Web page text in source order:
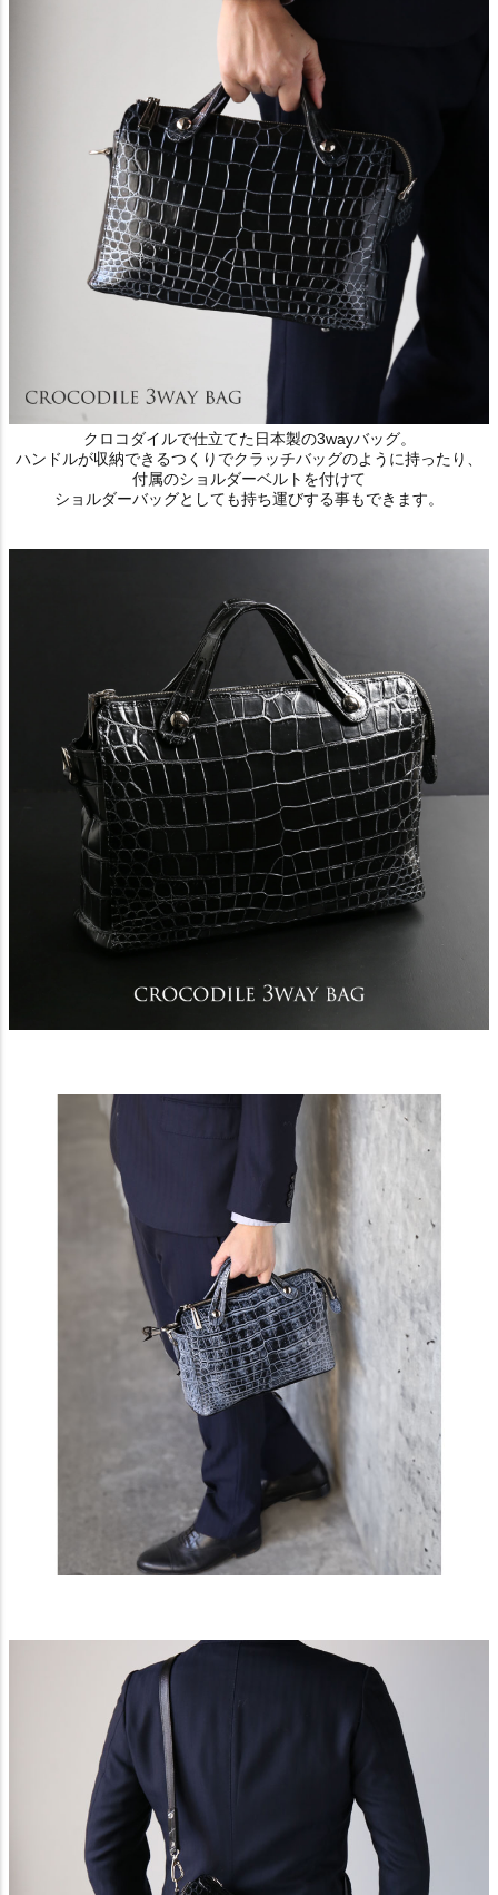
クロコダイルで仕立てた日本製の3wayバッグ。
ハンドルが収納できるつくりでクラッチバッグのように持ったり、
付属のショルダーベルトを付けて
ショルダーバッグとしても持ち運びする事もできます。